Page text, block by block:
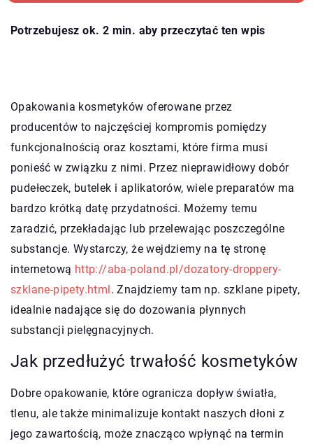
Potrzebujesz ok. 2 min. aby przeczytać ten wpis
Opakowania kosmetyków oferowane przez
producentów to najczęściej kompromis pomiędzy
funkcjonalnością oraz kosztami, które firma musi
ponieść w związku z nimi. Przez nieprawidłowy dobór
pudełeczek, butelek i aplikatorów, wiele preparatów ma
bardzo krótką datę przydatności. Możemy temu
zaradzić, przekładając lub przelewając poszczególne
substancje. Wystarczy, że wejdziemy na tę stronę
internetową http://aba-poland.pl/dozatory-droppery-
szklane-pipety.html. Znajdziemy tam np. szklane pipety,
idealnie nadające się do dozowania płynnych
substancji pielęgnacyjnych.
Jak przedłużyć trwałość kosmetyków
Dobre opakowanie, które ogranicza dopływ światła,
tlenu, ale także minimalizuje kontakt naszych dłoni z
jego zawartością, może znacząco wpłynąć na termin